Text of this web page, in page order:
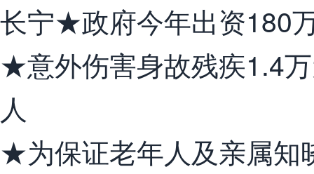
长宁★政府今年出资180
★意外伤害身故残疾1.4
人
★为保证老年人及亲属知